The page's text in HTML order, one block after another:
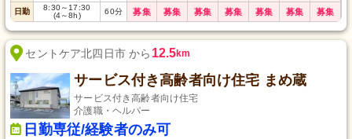
日勤 8:30～17:30
(4～8h) 60分 募集 募集 募集 募集 募集 募集 募集
セントケア北四日市 から 12.5km
サービス付き高齢者向け住宅 まめ蔵
サービス付き高齢者向け住宅
介護職・ヘルパー
日勤専従/経験者のみ可